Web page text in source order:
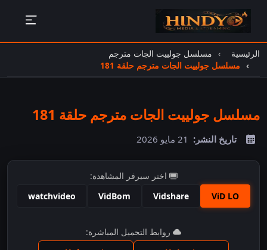
الرئيسية
مسلسل جولييت الجات مترجم
مسلسل جولييت الجات مترجم حلقة 181
مسلسل جولييت الجات مترجم حلقة 181
تاريخ النشر: 21 مايو 2026
اختر سيرفر المشاهدة:
ViD LO
Vidshare
VidBom
watchvideo
اضغط للمشاهدة
روابط التحميل المباشرة: